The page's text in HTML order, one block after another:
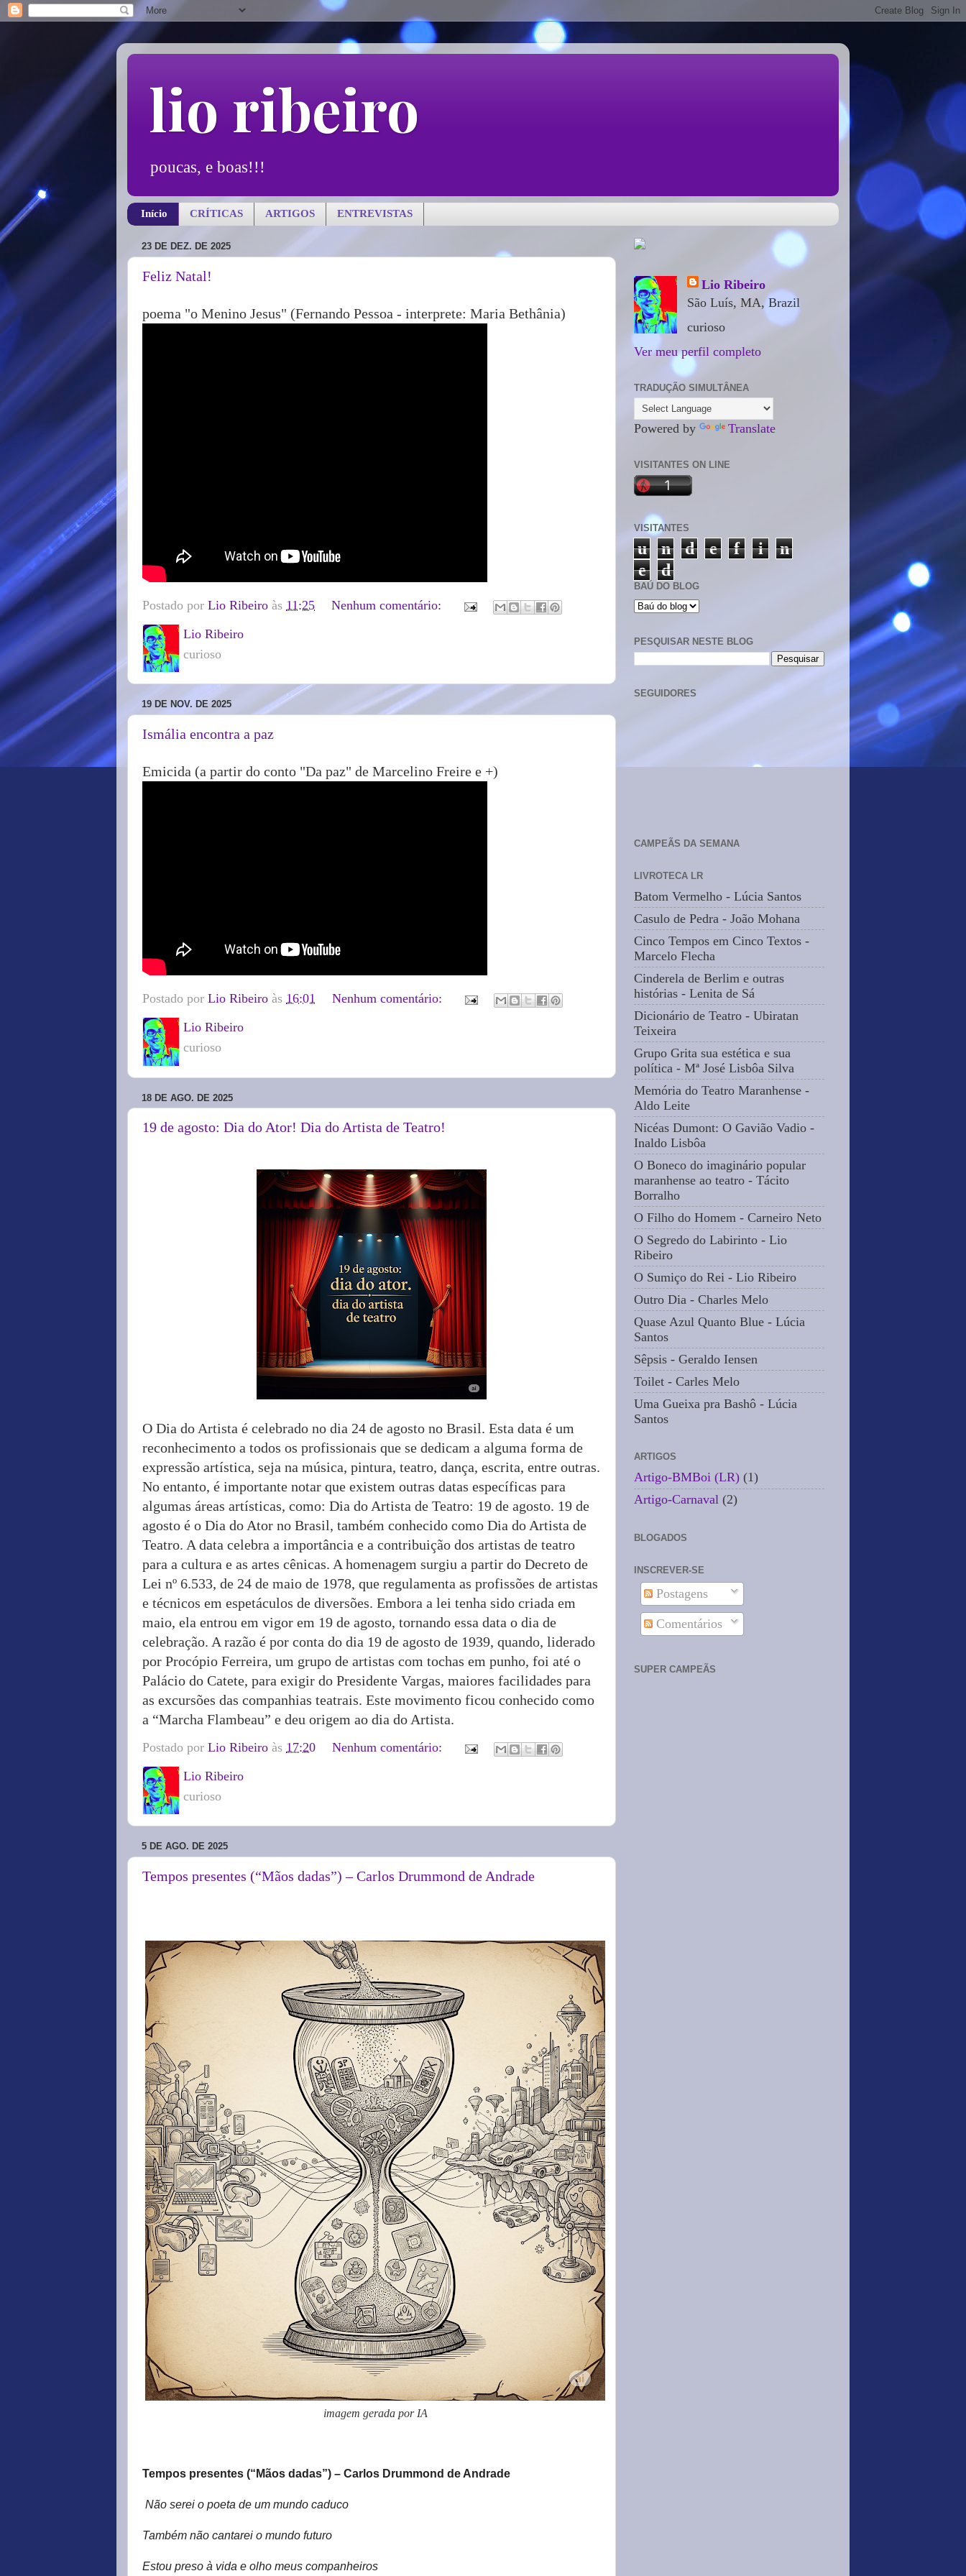
lio ribeiro
poucas, e boas!!!
Início CRÍTICAS ARTIGOS ENTREVISTAS
23 DE DEZ. DE 2025
Feliz Natal!
poema "o Menino Jesus" (Fernando Pessoa - interprete: Maria Bethânia)
Postado por Lio Ribeiro às 11:25
Nenhum comentário:
Lio Ribeiro
curioso
19 DE NOV. DE 2025
Ismália encontra a paz
Emicida (a partir do conto "Da paz" de Marcelino Freire e +)
Postado por Lio Ribeiro às 16:01
Nenhum comentário:
Lio Ribeiro
curioso
18 DE AGO. DE 2025
19 de agosto: Dia do Ator! Dia do Artista de Teatro!
O Dia do Artista é celebrado no dia 24 de agosto no Brasil. Esta data é um
reconhecimento a todos os profissionais que se dedicam a alguma forma de
expressão artística, seja na música, pintura, teatro, dança, escrita, entre outras.
No entanto, é importante notar que existem outras datas específicas para
algumas áreas artísticas, como: Dia do Artista de Teatro: 19 de agosto. 19 de
agosto é o Dia do Ator no Brasil, também conhecido como Dia do Artista de
Teatro. A data celebra a importância e a contribuição dos artistas de teatro
para a cultura e as artes cênicas. A homenagem surgiu a partir do Decreto de
Lei nº 6.533, de 24 de maio de 1978, que regulamenta as profissões de artistas
e técnicos em espetáculos de diversões. Embora a lei tenha sido criada em
maio, ela entrou em vigor em 19 de agosto, tornando essa data o dia de
celebração. A razão é por conta do dia 19 de agosto de 1939, quando, liderado
por Procópio Ferreira, um grupo de artistas com tochas em punho, foi até o
Palácio do Catete, para exigir do Presidente Vargas, maiores facilidades para
as excursões das companhias teatrais. Este movimento ficou conhecido como
a “Marcha Flambeau” e deu origem ao dia do Artista.
Postado por Lio Ribeiro às 17:20
Nenhum comentário:
Lio Ribeiro
curioso
5 DE AGO. DE 2025
Tempos presentes (“Mãos dadas”) – Carlos Drummond de Andrade
imagem gerada por IA
Tempos presentes (“Mãos dadas”) – Carlos Drummond de Andrade
Não serei o poeta de um mundo caduco
Também não cantarei o mundo futuro
Estou preso à vida e olho meus companheiros
Lio Ribeiro
São Luís, MA, Brazil
curioso
Ver meu perfil completo
TRADUÇÃO SIMULTÂNEA
Powered by Translate
VISITANTES ON LINE
VISITANTES
u n d e f i
n
e
d
BAÚ DO BLOG
PESQUISAR NESTE BLOG
SEGUIDORES
CAMPEÃS DA SEMANA
LIVROTECA LR
Batom Vermelho - Lúcia Santos
Casulo de Pedra - João Mohana
Cinco Tempos em Cinco Textos -
Marcelo Flecha
Cinderela de Berlim e outras
histórias - Lenita de Sá
Dicionário de Teatro - Ubiratan
Teixeira
Grupo Grita sua estética e sua
política - Mª José Lisbôa Silva
Memória do Teatro Maranhense -
Aldo Leite
Nicéas Dumont: O Gavião Vadio -
Inaldo Lisbôa
O Boneco do imaginário popular
maranhense ao teatro - Tácito
Borralho
O Filho do Homem - Carneiro Neto
O Segredo do Labirinto - Lio
Ribeiro
O Sumiço do Rei - Lio Ribeiro
Outro Dia - Charles Melo
Quase Azul Quanto Blue - Lúcia
Santos
Sêpsis - Geraldo Iensen
Toilet - Carles Melo
Uma Gueixa pra Bashô - Lúcia
Santos
ARTIGOS
Artigo-BMBoi (LR) (1)
Artigo-Carnaval (2)
BLOGADOS
INSCREVER-SE
Postagens
Comentários
SUPER CAMPEÃS